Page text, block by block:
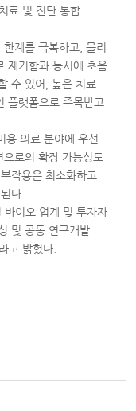
료 및 진단 통합
계를 극복하고, 물리
제거함과 동시에 초음
수 있어, 높은 치료
플랫폼으로 주목받고
의료 분야에 우선
로의 확장 가능성도
작용은 최소화하고
다.
바이오 업계 및 투자자
및 공동 연구개발
고 밝혔다